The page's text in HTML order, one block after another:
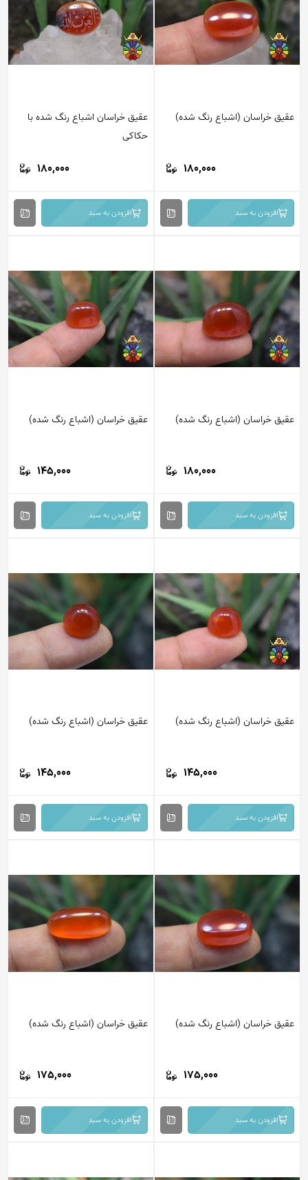
عقیق خراسان (اشباع رنگ شده)
180,000
افزودن به سبد
عقیق خراسان اشباع رنگ شده با
حکاکی
180,000
افزودن به سبد
عقیق خراسان (اشباع رنگ شده)
180,000
افزودن به سبد
عقیق خراسان (اشباع رنگ شده)
145,000
افزودن به سبد
عقیق خراسان (اشباع رنگ شده)
145,000
افزودن به سبد
عقیق خراسان (اشباع رنگ شده)
145,000
افزودن به سبد
عقیق خراسان (اشباع رنگ شده)
175,000
افزودن به سبد
عقیق خراسان (اشباع رنگ شده)
175,000
افزودن به سبد